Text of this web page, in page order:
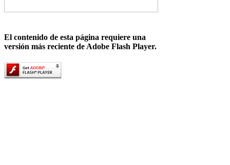
El contenido de esta página requiere una
versión más reciente de Adobe Flash Player.